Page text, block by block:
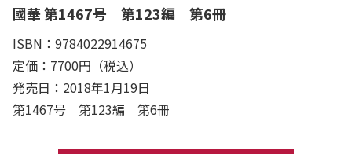
國華 第1467号 第123編 第6冊
ISBN：9784022914675
定価：7700円（税込）
発売日：2018年1月19日
第1467号 第123編 第6冊